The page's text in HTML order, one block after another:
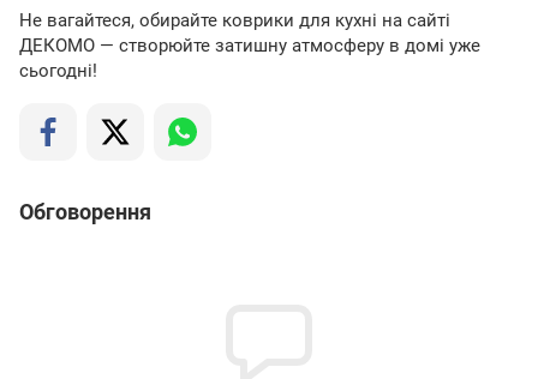
Не вагайтеся, обирайте коврики для кухні на сайті
ДЕКОМО — створюйте затишну атмосферу в домі уже
сьогодні!
Обговорення